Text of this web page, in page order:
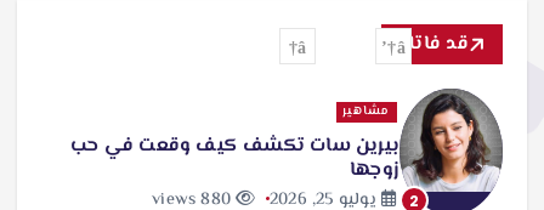
قد فاتك
2
مشاهير
بيرين سات تكشف كيف وقعت في حب
زوجها
يوليو 25, 2026 880 views